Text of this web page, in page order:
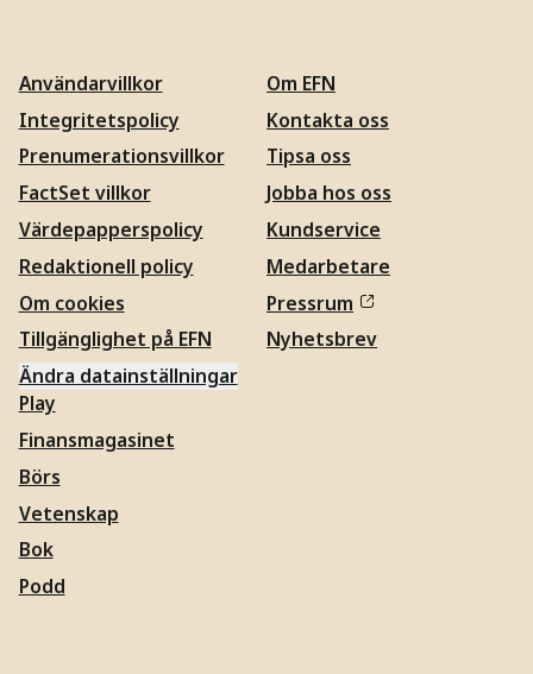
Användarvillkor
Integritetspolicy
Prenumerationsvillkor
FactSet villkor
Värdepapperspolicy
Redaktionell policy
Om cookies
Tillgänglighet på EFN
Ändra datainställningar
Om EFN
Kontakta oss
Tipsa oss
Jobba hos oss
Kundservice
Medarbetare
Pressrum
Nyhetsbrev
Play
Finansmagasinet
Börs
Vetenskap
Bok
Podd